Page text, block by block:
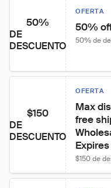
50%
DE
DESCUENTO
OFERTA
50%
50% de
$150
DE
DESCUENTO
OFERTA
Max
free
$150 de